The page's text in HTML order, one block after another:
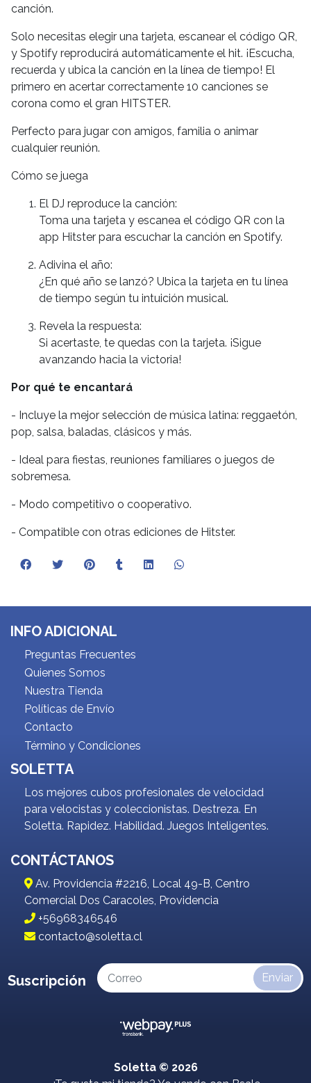
canción.
Solo necesitas elegir una tarjeta, escanear el código QR,
y Spotify reproducirá automáticamente el hit. ¡Escucha,
recuerda y ubica la canción en la línea de tiempo! El
primero en acertar correctamente 10 canciones se
corona como el gran HITSTER.
Perfecto para jugar con amigos, familia o animar
cualquier reunión.
Cómo se juega
El DJ reproduce la canción:
Toma una tarjeta y escanea el código QR con la
app Hitster para escuchar la canción en Spotify.
Adivina el año:
¿En qué año se lanzó? Ubica la tarjeta en tu línea
de tiempo según tu intuición musical.
Revela la respuesta:
Si acertaste, te quedas con la tarjeta. ¡Sigue
avanzando hacia la victoria!
Por qué te encantará
- Incluye la mejor selección de música latina: reggaetón,
pop, salsa, baladas, clásicos y más.
- Ideal para fiestas, reuniones familiares o juegos de
sobremesa.
- Modo competitivo o cooperativo.
- Compatible con otras ediciones de Hitster.
INFO ADICIONAL
Preguntas Frecuentes
Quienes Somos
Nuestra Tienda
Políticas de Envío
Contacto
Término y Condiciones
SOLETTA
Los mejores cubos profesionales de velocidad
para velocistas y coleccionistas. Destreza. En
Soletta. Rapidez. Habilidad. Juegos Inteligentes.
CONTÁCTANOS
Av. Providencia #2216, Local 49-B, Centro
Comercial Dos Caracoles, Providencia
+56968346546
contacto@soletta.cl
Suscripción Enviar
Soletta © 2026